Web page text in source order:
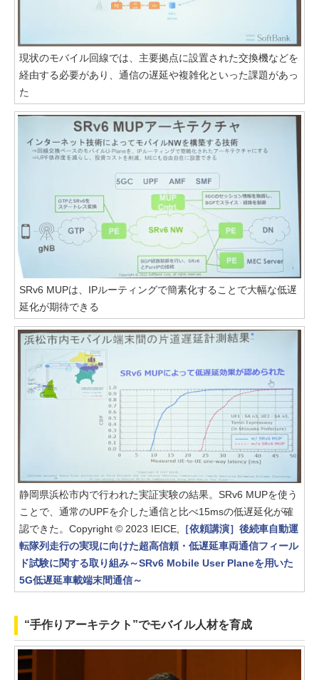
現状のモバイル回線では、主要拠点に設置された交換機などを
経由する必要があり、通信の遅延や複雑化といった課題があっ
た
SRv6 MUPは、IPルーティングで簡素化することで大幅な低遅
延化が期待できる
静岡県浜松市内で行われた実証実験の結果。SRv6 MUPを使う
ことで、通常のUPFを介した通信と比べ15msの低遅延化が確
認できた。Copyright © 2023 IEICE, ［依頼講演］後続車自動運
転隊列走行の実現に向けた超高信頼・低遅延車両通信フィール
ド試験に関する取り組み～SRv6 Mobile User Planeを用いた
5G低遅延車載端末間通信～
“手作りアーキテクト”でモバイル人材を育成